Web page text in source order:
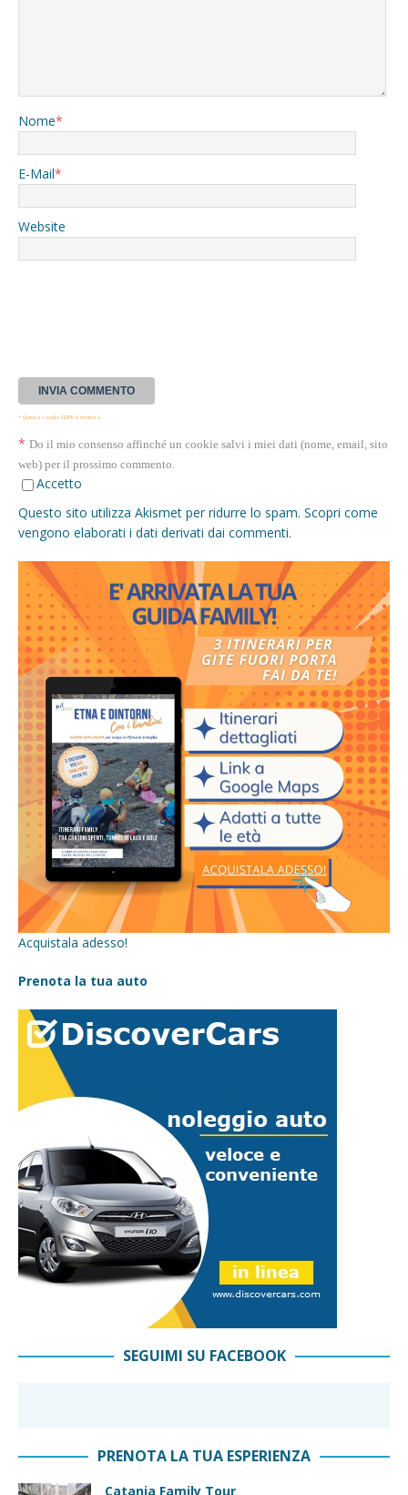
Nome*
E-Mail*
Website
* Questa casella GDPR è richiesta
* Do il mio consenso affinché un cookie salvi i miei dati (nome, email, sito
web) per il prossimo commento.
Accetto
Questo sito utilizza Akismet per ridurre lo spam. Scopri come
vengono elaborati i dati derivati dai commenti.
Acquistala adesso!
Prenota la tua auto
SEGUIMI SU FACEBOOK
PRENOTA LA TUA ESPERIENZA
Catania Family Tour